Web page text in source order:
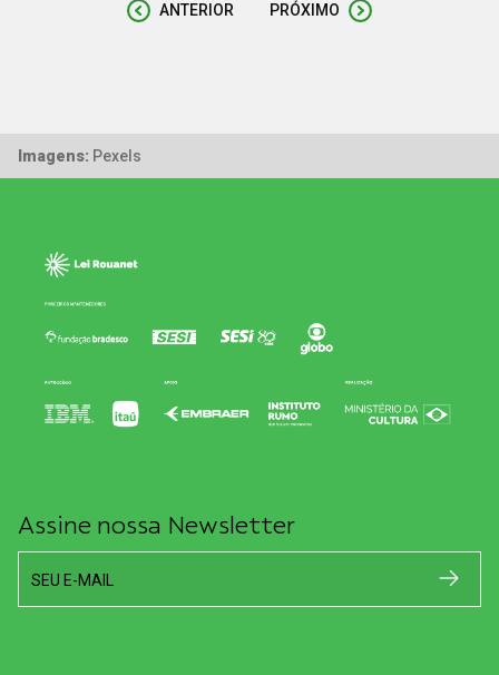
ANTERIOR PRÓXIMO
Imagens: Pexels
Assine nossa Newsletter
SEU E-MAIL